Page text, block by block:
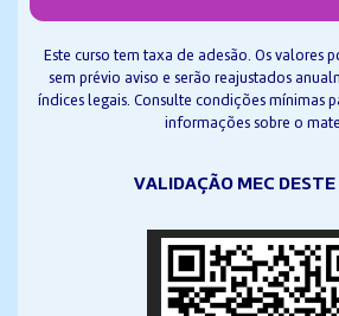
Este curso tem taxa de adesão. Os valores
sem prévio aviso e serão reajustados
índices legais. Consulte condições mínimas
informações sobre o
VALIDAÇÃO MEC DESTE